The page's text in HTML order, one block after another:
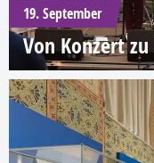
19. September
Von Konzert